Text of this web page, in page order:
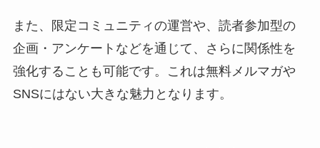
また、限定コミュニティの運営や、読者参加型の
企画・アンケートなどを通じて、さらに関係性を
強化することも可能です。これは無料メルマガや
SNSにはない大きな魅力となります。